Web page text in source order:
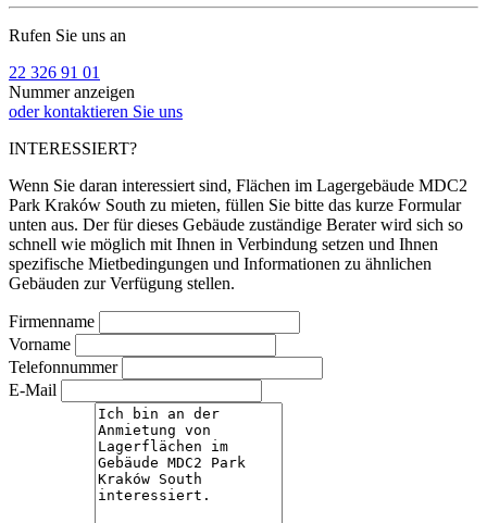
Rufen Sie uns an
22 326 91 01
Nummer anzeigen
oder kontaktieren Sie uns
INTERESSIERT?
Wenn Sie daran interessiert sind, Flächen im Lagergebäude MDC2
Park Kraków South zu mieten, füllen Sie bitte das kurze Formular
unten aus. Der für dieses Gebäude zuständige Berater wird sich so
schnell wie möglich mit Ihnen in Verbindung setzen und Ihnen
spezifische Mietbedingungen und Informationen zu ähnlichen
Gebäuden zur Verfügung stellen.
Firmenname
Vorname
Telefonnummer
E-Mail